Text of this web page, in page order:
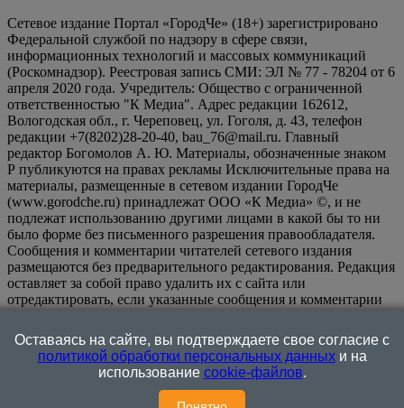
Сетевое издание Портал «ГородЧе» (18+) зарегистрировано
Федеральной службой по надзору в сфере связи,
информационных технологий и массовых коммуникаций
(Роскомнадзор). Реестровая запись СМИ: ЭЛ № 77 - 78204 от 6
апреля 2020 года. Учредитель: Общество с ограниченной
ответственностью "К Медиа". Адрес редакции 162612,
Вологодская обл., г. Череповец, ул. Гоголя, д. 43, телефон
редакции +7(8202)28-20-40, bau_76@mail.ru. Главный
редактор Богомолов А. Ю. Материалы, обозначенные знаком
Р публикуются на правах рекламы Исключительные права на
материалы, размещенные в сетевом издании ГородЧе
(www.gorodche.ru) принадлежат ООО «К Медиа» ©, и не
подлежат использованию другими лицами в какой бы то ни
было форме без письменного разрешения правообладателя.
Сообщения и комментарии читателей сетевого издания
размещаются без предварительного редактирования. Редакция
оставляет за собой право удалить их с сайта или
отредактировать, если указанные сообщения и комментарии
или нарушением иных требований закона.
информационном ресурсе применяются рекомендательные
технологии (информационные технологии предоставления
информации на основе сбора, систематизации и анализа
сведений, относящихся к предпочтениям пользователей сети
Оставаясь на сайте, вы подтверждаете свое согласие с
политикой обработки персональных данныхи на
использование cookie-файлов.